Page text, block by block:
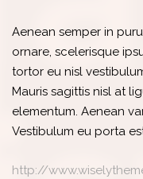
Aenean semper in
ornare, scelerisque
tortor eu nisl
Mauris sagittis nisl at
elementum. Aenean
Vestibulum eu porta
http://